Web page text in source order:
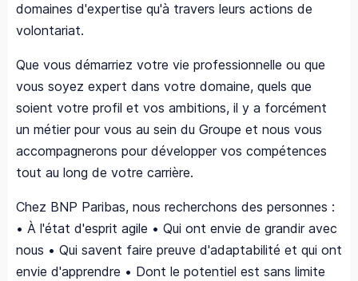
domaines d'expertise qu'à travers leurs actions de
volontariat.
Que vous démarriez votre vie professionnelle ou que
vous soyez expert dans votre domaine, quels que
soient votre profil et vos ambitions, il y a forcément
un métier pour vous au sein du Groupe et nous vous
accompagnerons pour développer vos compétences
tout au long de votre carrière.
Chez BNP Paribas, nous recherchons des personnes :
• À l'état d'esprit agile • Qui ont envie de grandir avec
nous • Qui savent faire preuve d'adaptabilité et qui ont
envie d'apprendre • Dont le potentiel est sans limite